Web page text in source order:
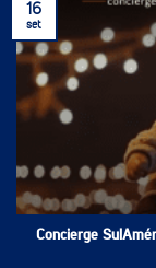
Concierge
16
set